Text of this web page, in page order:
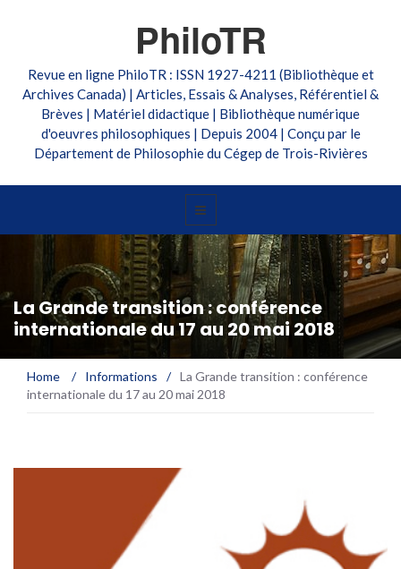
PhiloTR
Revue en ligne PhiloTR : ISSN 1927-4211 (Bibliothèque et
Archives Canada) | Articles, Essais & Analyses, Référentiel &
Brèves | Matériel didactique | Bibliothèque numérique
d'oeuvres philosophiques | Depuis 2004 | Conçu par le
Département de Philosophie du Cégep de Trois-Rivières
La Grande transition : conférence
internationale du 17 au 20 mai 2018
Home / Informations / La Grande transition : conférence
internationale du 17 au 20 mai 2018